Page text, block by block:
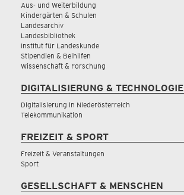
Aus- und Weiterbildung
Kindergärten & Schulen
Landesarchiv
Landesbibliothek
Institut für Landeskunde
Stipendien & Beihilfen
Wissenschaft & Forschung
DIGITALISIERUNG & TECHNOLOGIE
Digitalisierung in Niederösterreich
Telekommunikation
FREIZEIT & SPORT
Freizeit & Veranstaltungen
Sport
GESELLSCHAFT & MENSCHEN